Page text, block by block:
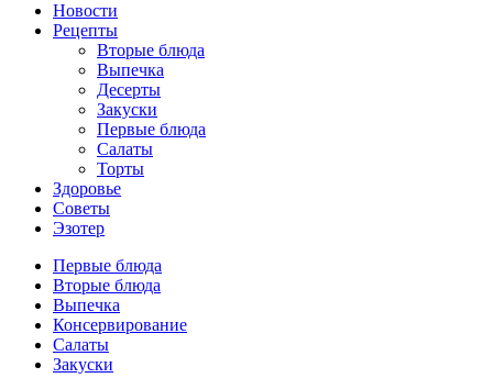
Новости
Рецепты
Вторые блюда
Выпечка
Десерты
Закуски
Первые блюда
Салаты
Торты
Здоровье
Советы
Эзотер
Первые блюда
Вторые блюда
Выпечка
Консервирование
Салаты
Закуски